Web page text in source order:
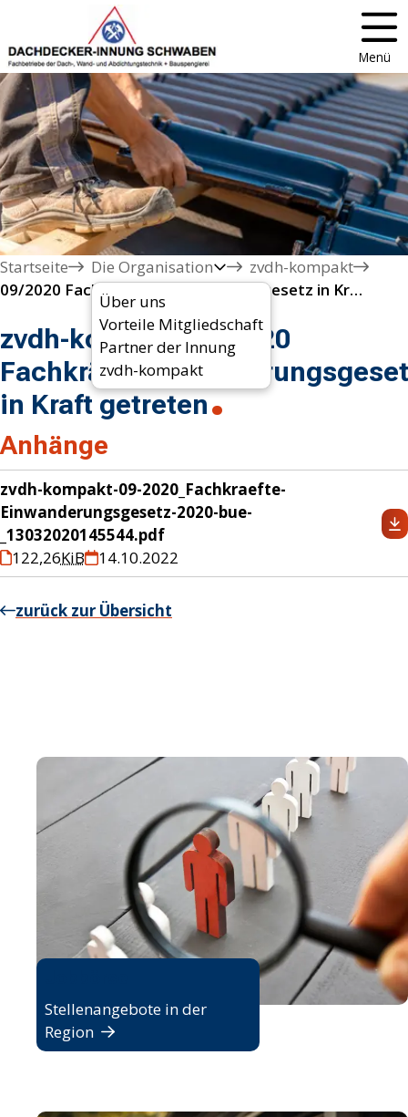
Menü
Startseite
Die Organisation
Über uns
Vorteile Mitgliedschaft
Partner der Innung
zvdh-kompakt
zvdh-kompakt
09/2020 Fachkräfteeinwanderungsgesetz in Kraft getreten
zvdh-kompakt 09/2020
in Kraft getreten
Anhänge
zvdh-kompakt-09-2020_Fachkraefte-
Einwanderungsgesetz-2020-bue-
_13032020145544.pdf
122,26KiB 14.10.2022
zurück zur Übersicht
Stellenangebote in der
Region